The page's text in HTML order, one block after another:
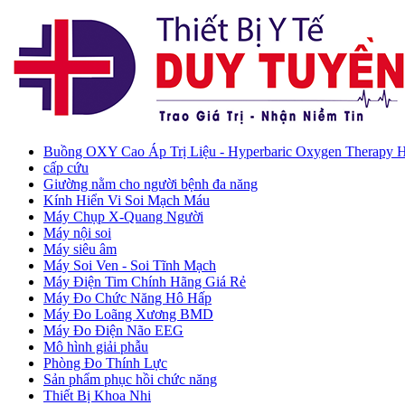
Buồng OXY Cao Áp Trị Liệu - Hyperbaric Oxygen Therapy
cấp cứu
Giường nằm cho người bệnh đa năng
Kính Hiển Vi Soi Mạch Máu
Máy Chụp X-Quang Người
Máy nội soi
Máy siêu âm
Máy Soi Ven - Soi Tĩnh Mạch
Máy Điện Tim Chính Hãng Giá Rẻ
Máy Đo Chức Năng Hô Hấp
Máy Đo Loãng Xương BMD
Máy Đo Điện Não EEG
Mô hình giải phẫu
Phòng Đo Thính Lực
Sản phẩm phục hồi chức năng
Thiết Bị Khoa Nhi